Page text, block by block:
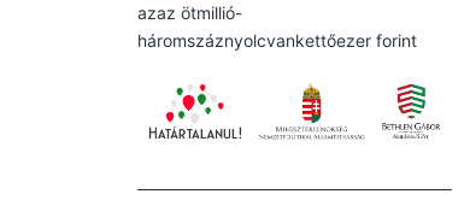
azaz ötmillió-
háromszáznyolcvankettőezer forint